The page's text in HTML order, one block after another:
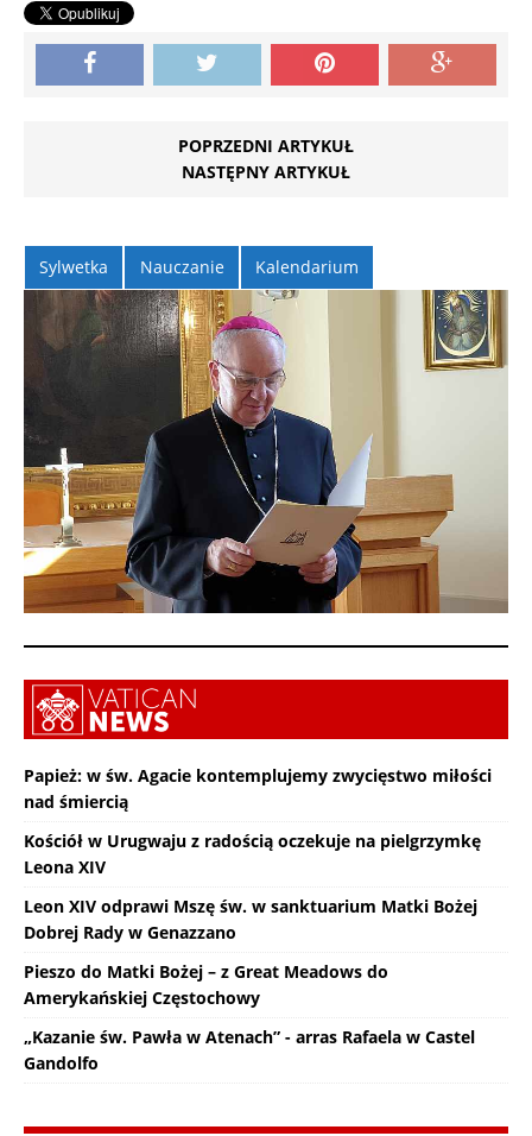
POPRZEDNI ARTYKUŁ
NASTĘPNY ARTYKUŁ
Sylwetka Nauczanie Kalendarium
Papież: w św. Agacie kontemplujemy zwycięstwo miłości
nad śmiercią
Kościół w Urugwaju z radością oczekuje na pielgrzymkę
Leona XIV
Leon XIV odprawi Mszę św. w sanktuarium Matki Bożej
Dobrej Rady w Genazzano
Pieszo do Matki Bożej – z Great Meadows do
Amerykańskiej Częstochowy
„Kazanie św. Pawła w Atenach” - arras Rafaela w Castel
Gandolfo